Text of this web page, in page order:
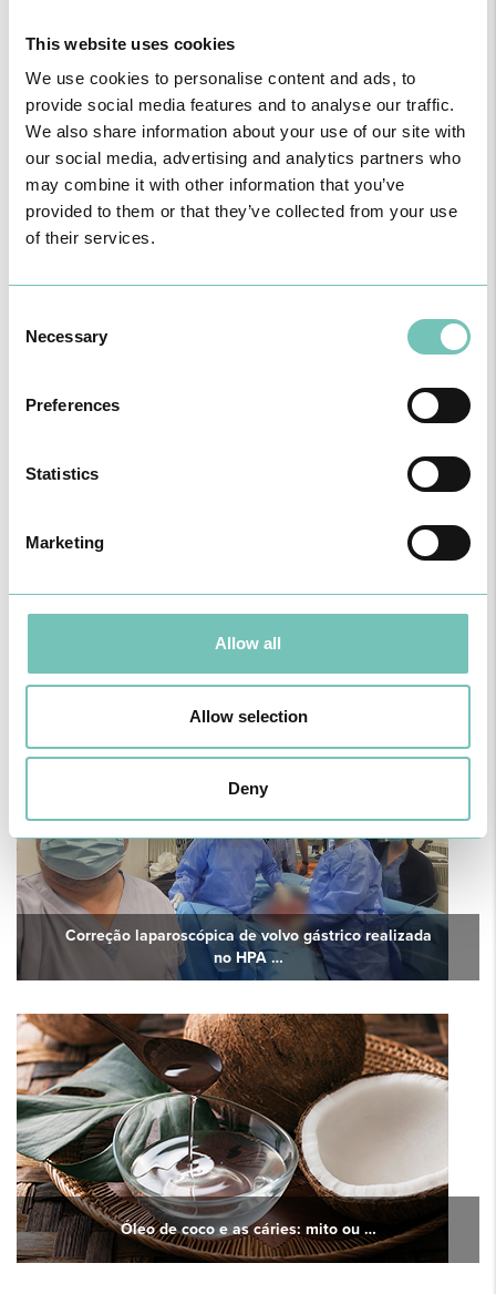
This website uses cookies
We use cookies to personalise content and ads, to
provide social media features and to analyse our traffic.
We also share information about your use of our site with
our social media, advertising and analytics partners who
may combine it with other information that you’ve
provided to them or that they’ve collected from your use
of their services.
Selection
Necessary
Preferences
Statistics
Marketing
Allow all
Allow selection
Deny
Riscos associados ao “Desafio do paracetamol”
Correção laparoscópica de volvo gástrico realizada
no HPA …
Óleo de coco e as cáries: mito ou …